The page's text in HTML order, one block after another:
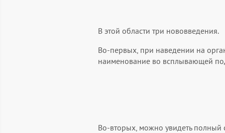
В этой области три нововведения.
Во-первых, при наведении на
наименование во всплывающей
Во-вторых, можно увидеть полный